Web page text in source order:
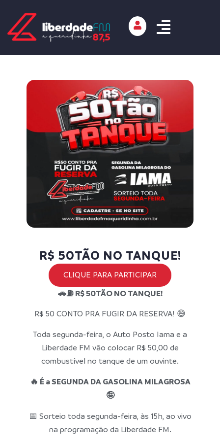
R$ 50TÃO NO TANQUE!
CLIQUE PARA PARTICIPAR
🚗⛽ R$ 50TÃO NO TANQUE!
R$ 50 CONTO PRA FUGIR DA RESERVA! 😅
Toda segunda-feira, o Auto Posto Iama e a
Liberdade FM vão colocar R$ 50,00 de
combustível no tanque de um ouvinte.
🔥 É a SEGUNDA DA GASOLINA MILAGROSA
🤪
📅 Sorteio toda segunda-feira, às 15h, ao vivo
na programação da Liberdade FM.